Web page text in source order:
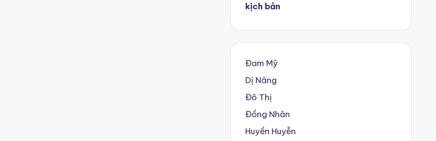
kịch bản
Đam Mỹ
Dị Năng
Đô Thị
Đồng Nhân
Huyền Huyễn